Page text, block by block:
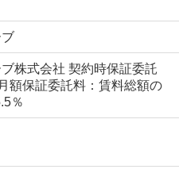
株式会社 契約時保証委託
額保証委託料：賃料総額の
％